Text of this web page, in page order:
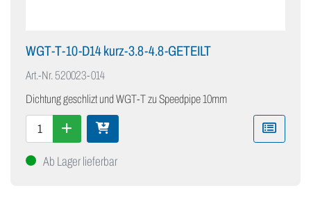
WGT-T-10-D14 kurz-3.8-4.8-GETEILT
Art.-Nr. 520023-014
Dichtung geschlizt und WGT-T zu Speedpipe 10mm
Ab Lager lieferbar